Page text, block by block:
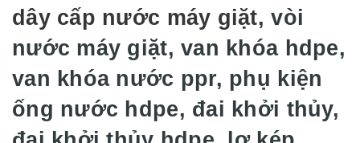
dây cấp nước máy giặt, vòi
nước máy giặt, van khóa hdpe,
van khóa nước ppr, phụ kiện
ống nước hdpe, đai khởi thủy,